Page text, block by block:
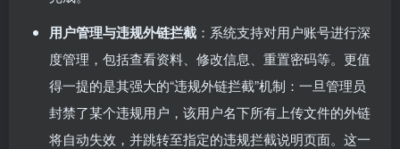
用户管理与违规外链拦截 ：系统支持对用户账号进行深
度管理，包括查看资料、修改信息、重置密码等。更值
得一提的是其强大的“违规外链拦截”机制：一旦管理员
封禁了某个违规用户，该用户名下所有上传文件的外链
将自动失效，并跳转至指定的违规拦截说明页面。这一